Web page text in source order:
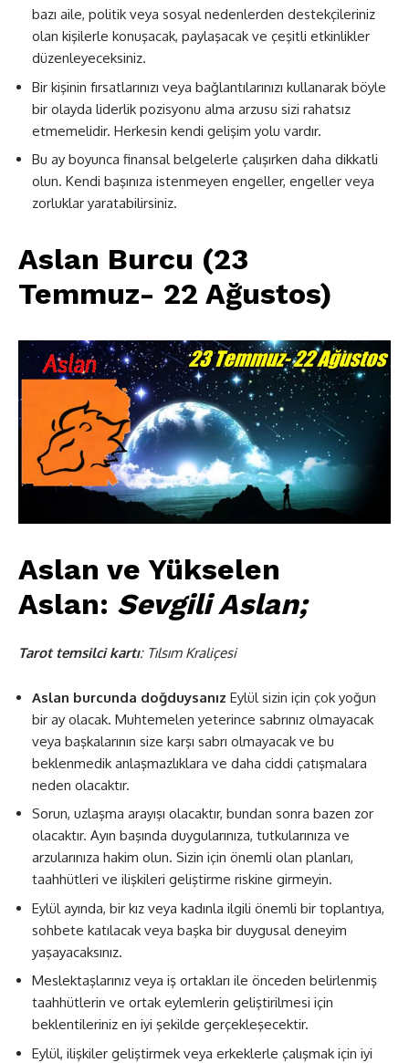
bazı aile, politik veya sosyal nedenlerden destekçileriniz
olan kişilerle konuşacak, paylaşacak ve çeşitli etkinlikler
düzenleyeceksiniz.
Bir kişinin fırsatlarınızı veya bağlantılarınızı kullanarak böyle
bir olayda liderlik pozisyonu alma arzusu sizi rahatsız
etmemelidir. Herkesin kendi gelişim yolu vardır.
Bu ay boyunca finansal belgelerle çalışırken daha dikkatli
olun. Kendi başınıza istenmeyen engeller, engeller veya
zorluklar yaratabilirsiniz.
Aslan Burcu (23
Temmuz- 22 Ağustos)
Aslan ve Yükselen
Aslan: Sevgili Aslan;
Tarot temsilci kartı: Tılsım Kraliçesi
Aslan burcunda doğduysanız Eylül sizin için çok yoğun
bir ay olacak. Muhtemelen yeterince sabrınız olmayacak
veya başkalarının size karşı sabrı olmayacak ve bu
beklenmedik anlaşmazlıklara ve daha ciddi çatışmalara
neden olacaktır.
Sorun, uzlaşma arayışı olacaktır, bundan sonra bazen zor
olacaktır. Ayın başında duygularınıza, tutkularınıza ve
arzularınıza hakim olun. Sizin için önemli olan planları,
taahhütleri ve ilişkileri geliştirme riskine girmeyin.
Eylül ayında, bir kız veya kadınla ilgili önemli bir toplantıya,
sohbete katılacak veya başka bir duygusal deneyim
yaşayacaksınız.
Meslektaşlarınız veya iş ortakları ile önceden belirlenmiş
taahhütlerin ve ortak eylemlerin geliştirilmesi için
beklentileriniz en iyi şekilde gerçekleşecektir.
Eylül, ilişkiler geliştirmek veya erkeklerle çalışmak için iyi